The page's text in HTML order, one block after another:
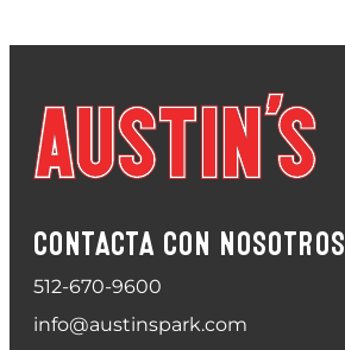
CONTACTA CON NOSOTROS
512-670-9600
info@austinspark.com